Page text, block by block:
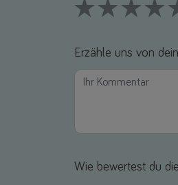
Erzähle uns von
Wie bewertest du